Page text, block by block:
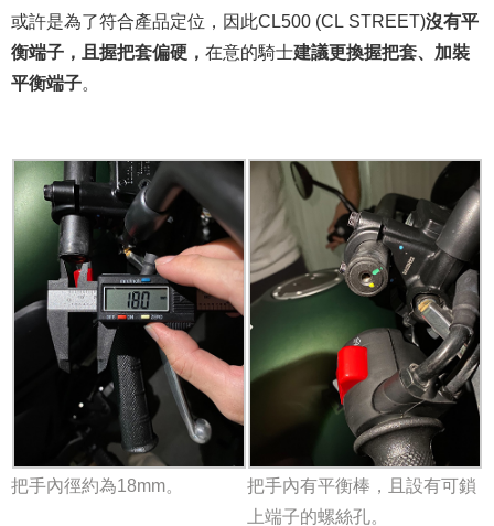
或許是為了符合產品定位，因此CL500 (CL STREET)沒有平
衡端子，且握把套偏硬， 在意的騎士建議更換握把套、加裝
平衡端子
把手內徑約為18mm。
把手內有平衡棒，且設有可鎖
上端子的螺絲孔。